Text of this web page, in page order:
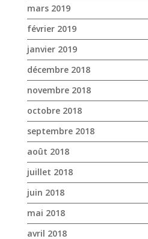
mars 2019
février 2019
janvier 2019
décembre 2018
novembre 2018
octobre 2018
septembre 2018
août 2018
juillet 2018
juin 2018
mai 2018
avril 2018